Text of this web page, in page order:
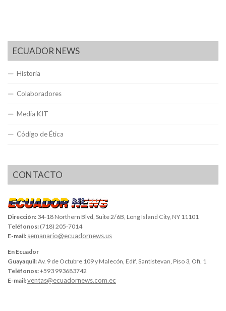
ECUADOR NEWS
Historia
Colaboradores
Media KIT
Código de Ética
CONTACTO
Dirección: 34-18 Northern Blvd, Suite 2/6B, Long Island City, NY 11101
Teléfonos: (718) 205-7014
E-mail: semanario@ecuadornews.us
En Ecuador
Guayaquil:Av. 9 de Octubre 109 y Malecón, Edif. Santistevan, Piso 3, Ofi. 1
Teléfonos:+593 993683742
E-mail:ventas@ecuadornews.com.ec